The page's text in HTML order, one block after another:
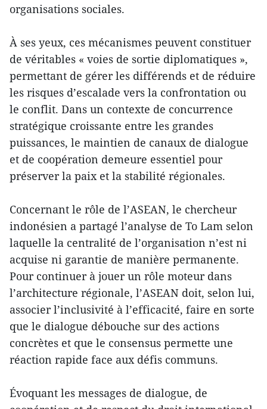
organisations sociales.
À ses yeux, ces mécanismes peuvent constituer
de véritables « voies de sortie diplomatiques »,
permettant de gérer les différends et de réduire
les risques d’escalade vers la confrontation ou
le conflit. Dans un contexte de concurrence
stratégique croissante entre les grandes
puissances, le maintien de canaux de dialogue
et de coopération demeure essentiel pour
préserver la paix et la stabilité régionales.
Concernant le rôle de l’ASEAN, le chercheur
indonésien a partagé l’analyse de To Lam selon
laquelle la centralité de l’organisation n’est ni
acquise ni garantie de manière permanente.
Pour continuer à jouer un rôle moteur dans
l’architecture régionale, l’ASEAN doit, selon lui,
associer l’inclusivité à l’efficacité, faire en sorte
que le dialogue débouche sur des actions
concrètes et que le consensus permette une
réaction rapide face aux défis communs.
Évoquant les messages de dialogue, de